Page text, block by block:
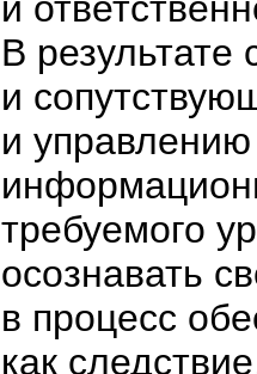
В результате
и
и
требуемого
осознавать
в процесс
как